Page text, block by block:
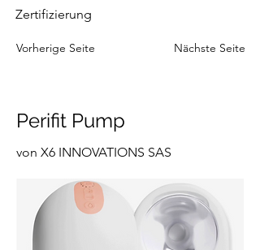
Zertifizierung
Vorherige Seite Nächste Seite
Perifit Pump
von X6 INNOVATIONS SAS